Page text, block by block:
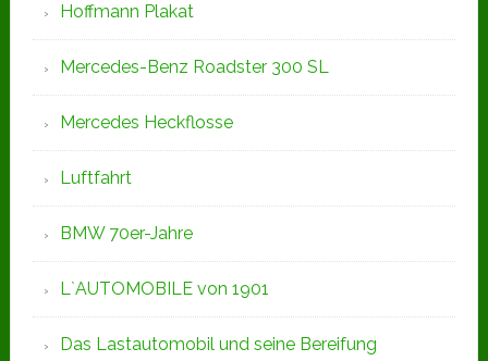
Hoffmann Plakat
Mercedes-Benz Roadster 300 SL
Mercedes Heckflosse
Luftfahrt
BMW 70er-Jahre
L`AUTOMOBILE von 1901
Das Lastautomobil und seine Bereifung